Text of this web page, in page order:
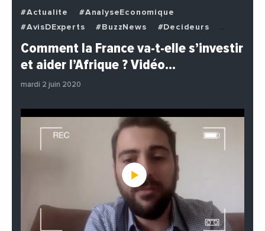
#Actualite
#AnalyseEconomique
#AvisDExperts
#BuzzNews
#Decideurs
#EchangesMediterraneens
#Economie
#Politique
Comment la France va-t-elle s’investir
et aider l’Afrique ? Vidéo…
mardi 2 juin 2020